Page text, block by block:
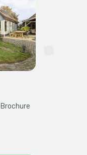
Brochure